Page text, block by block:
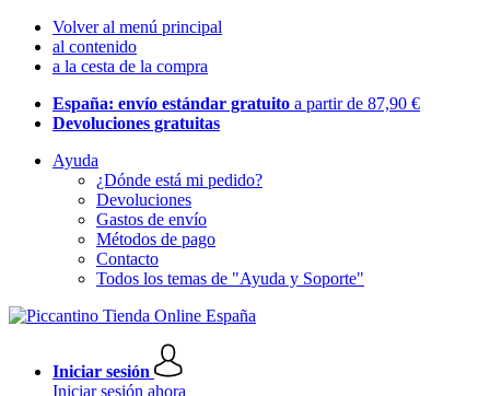
Volver al menú principal
al contenido
a la cesta de la compra
España: envío estándar gratuito a partir de 87,90 €
Devoluciones gratuitas
Ayuda
¿Dónde está mi pedido?
Devoluciones
Gastos de envío
Métodos de pago
Contacto
Todos los temas de "Ayuda y Soporte"
Iniciar sesión
Iniciar sesión ahora